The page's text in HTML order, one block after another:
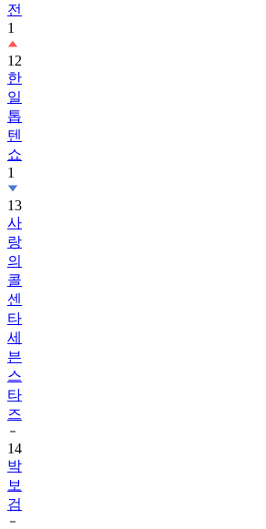
전
1
12
한
일
톱
텐
쇼
1
13
사
랑
의
콜
센
타
세
븐
스
타
즈
14
박
보
검